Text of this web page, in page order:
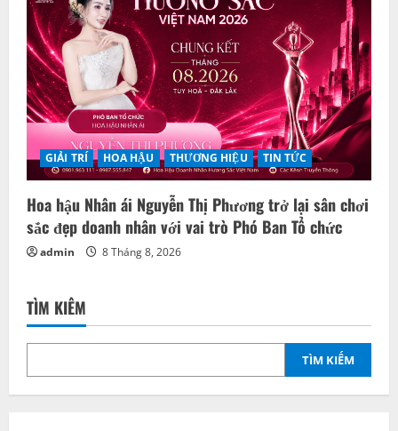
GIẢI TRÍ HOA HẬU THƯƠNG HIỆU TIN TỨC
Hoa hậu Nhân ái Nguyễn Thị Phương trở lại sân chơi
sắc đẹp doanh nhân với vai trò Phó Ban Tổ chức
admin 8 Tháng 8, 2026
TÌM KIẾM
TÌM KIẾM